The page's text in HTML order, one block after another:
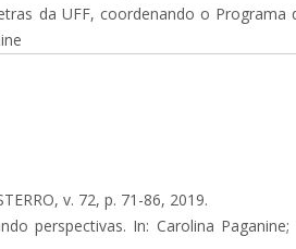
da UFF, coordenando o
v. 72, p. 71-86, 2019.
perspectivas. In: Carolina